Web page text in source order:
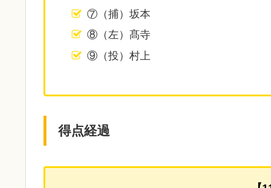
⑦（捕）坂本
⑧（左）髙寺
⑨（投）村上
得点経過